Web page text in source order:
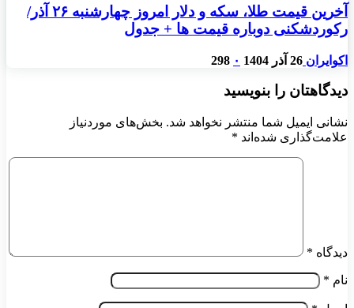
آخرین قیمت طلا، سکه و دلار امروز چهارشنبه ۲۶ آذر/
رکوردشکنی دوباره قیمت ها + جدول
اکوایران 26 آذر 1404 ۰ 298
دیدگاهتان را بنویسید
نشانی ایمیل شما منتشر نخواهد شد. بخش‌های موردنیاز
علامت‌گذاری شده‌اند *
دیدگاه *
نام *